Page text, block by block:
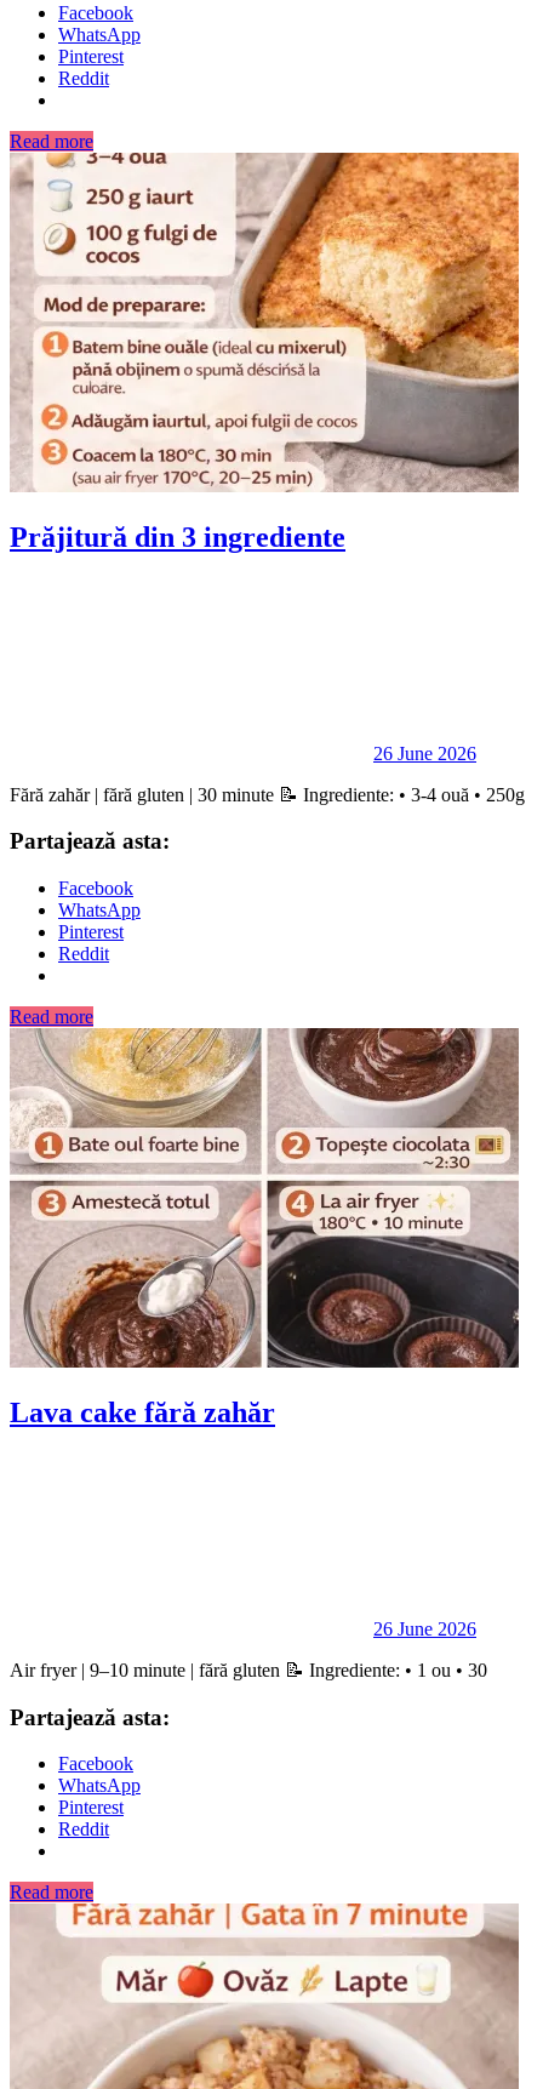
Facebook
WhatsApp
Pinterest
Reddit
Read more
Prăjitură din 3 ingrediente
26 June 2026
Fără zahăr | fără gluten | 30 minute 📝 Ingrediente: • 3-4 ouă • 250g
Partajează asta:
Facebook
WhatsApp
Pinterest
Reddit
Read more
Lava cake fără zahăr
26 June 2026
Air fryer | 9–10 minute | fără gluten 📝 Ingrediente: • 1 ou • 30
Partajează asta:
Facebook
WhatsApp
Pinterest
Reddit
Read more